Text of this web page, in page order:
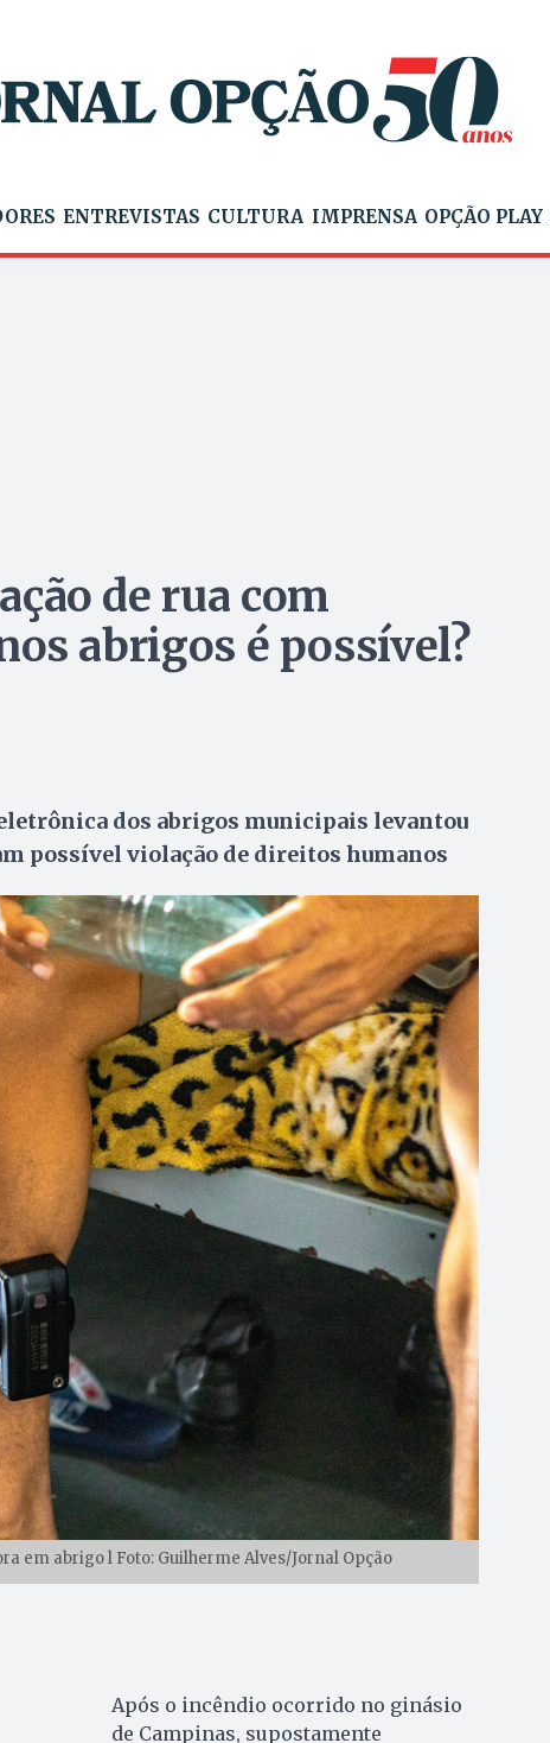
ENTREVISTAS CULTURA IMPRENSA OPÇÃO PLAY
de rua com
abrigos é possível?
dos abrigos municipais levantou
possível violação de direitos humanos
em abrigo l Foto: Guilherme Alves/Jornal Opção
Após o incêndio ocorrido no ginásio
de Campinas, supostamente